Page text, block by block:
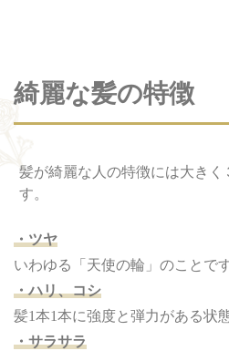
綺麗な髪の特徴
髪が綺麗な人の特徴には大きく
す。
・ツヤ
いわゆる「天使の輪」のことです
・ハリ、コシ
髪1本1本に強度と弾力がある状
・サラサラ